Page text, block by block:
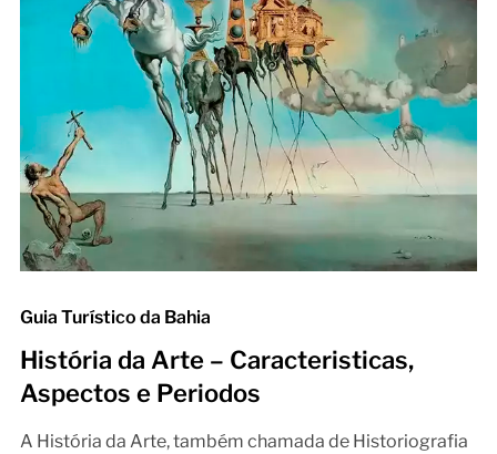
Guia Turístico da Bahia
História da Arte – Caracteristicas,
Aspectos e Periodos
A História da Arte, também chamada de Historiografia